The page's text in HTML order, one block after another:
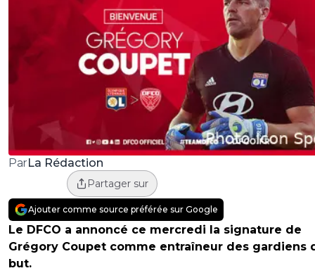
ParLa Rédaction
Partager sur
Ajouter comme source préférée sur Google
Le DFCO a annoncé ce mercredi la signature de
Grégory Coupet comme entraîneur des gardiens
but.